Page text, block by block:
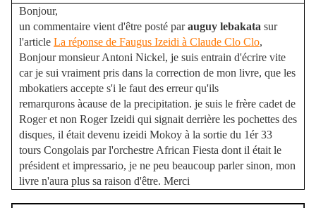
Bonjour,
un commentaire vient d'être posté parauguy lebakata sur
l'article La réponse de Faugus Izeidi à Claude Clo Clo,
Bonjour monsieur Antoni Nickel, je suis entrain d'écrire vite
car je sui vraiment pris dans la correction de mon livre, que les
mbokatiers accepte s'i le faut des erreur qu'ils
remarqurons àcause de la precipitation. je suis le frère cadet de
Roger et non Roger Izeidi qui signait derrière les pochettes des
disques, il était devenu izeidi Mokoy à la sortie du 1ér 33
tours Congolais par l'orchestre African Fiesta dont il était le
président et impressario, je ne peu beaucoup parler sinon, mon
livre n'aura plus sa raison d'être. Merci